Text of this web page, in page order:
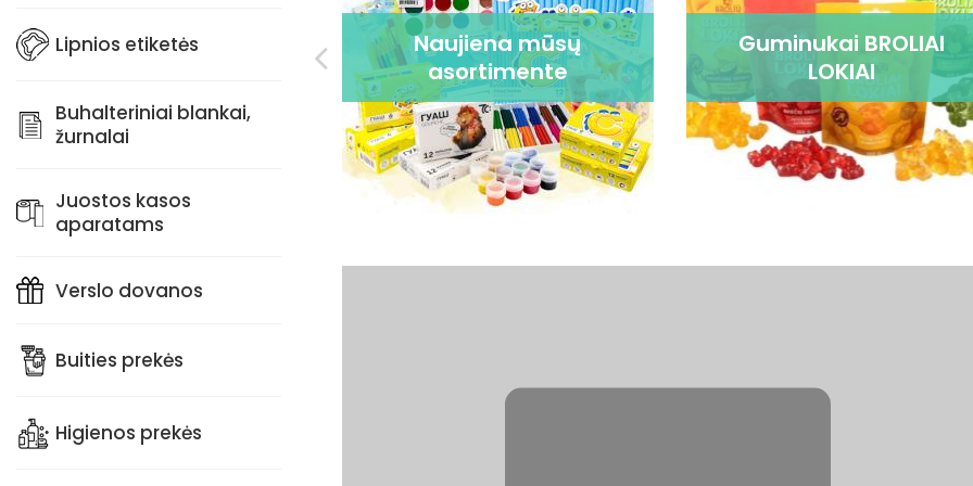
Lipnios etiketės
Buhalteriniai blankai,
žurnalai
Juostos kasos
aparatams
Verslo dovanos
Buities prekės
Higienos prekės
Užsakymas su
Naujiena mūsų
asortimente
Guminukai BROLIAI
LOKIAI